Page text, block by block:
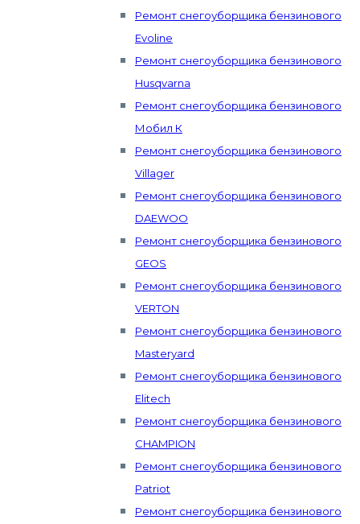
Ремонт снегоуборщика бензинового
Evoline
Ремонт снегоуборщика бензинового
Husqvarna
Ремонт снегоуборщика бензинового
Мобил К
Ремонт снегоуборщика бензинового
Villager
Ремонт снегоуборщика бензинового
DAEWOO
Ремонт снегоуборщика бензинового
GEOS
Ремонт снегоуборщика бензинового
VERTON
Ремонт снегоуборщика бензинового
Masteryard
Ремонт снегоуборщика бензинового
Elitech
Ремонт снегоуборщика бензинового
CHAMPION
Ремонт снегоуборщика бензинового
Patriot
Ремонт снегоуборщика бензинового